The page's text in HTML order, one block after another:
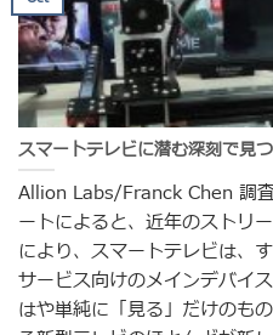
スマートテレビに潜む深刻で見
Allion Labs/Franck Chen 調
ートによると、近年のストリ
により、スマートテレビは、
サービス向けのメインデバイ
はや単純に「見る」だけのも